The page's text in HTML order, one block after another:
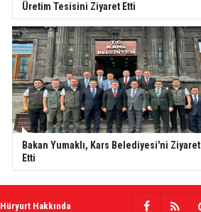
Üretim Tesisini Ziyaret Etti
Bakan Yumaklı, Kars Belediyesi'ni Ziyaret
Etti
Hüryurt Hakkında